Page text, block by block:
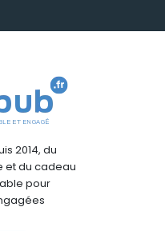
2014, du
et du cadeau
pour